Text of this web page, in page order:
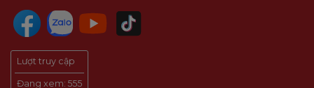
Lượt truy cập
Đang xem: 555